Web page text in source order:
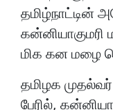
தமிழ்நாட்டின்
மிக கன மழை
தமிழக
பேரில்,